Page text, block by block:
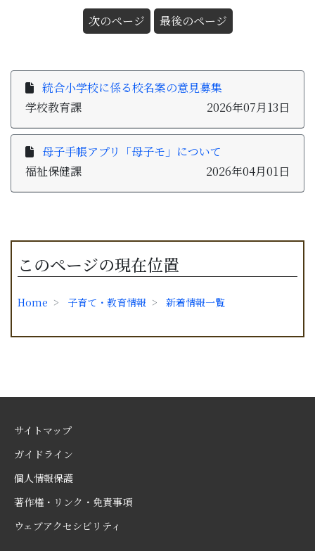
次のページ 最後のページ
統合小学校に係る校名案の意見募集
学校教育課
2026年07月13日
母子手帳アプリ「母子モ」について
福祉保健課
2026年04月01日
このページの現在位置
Home 子育て・教育情報 新着情報一覧
サイトマップ
ガイドライン
個人情報保護
著作権・リンク・免責事項
ウェブアクセシビリティ